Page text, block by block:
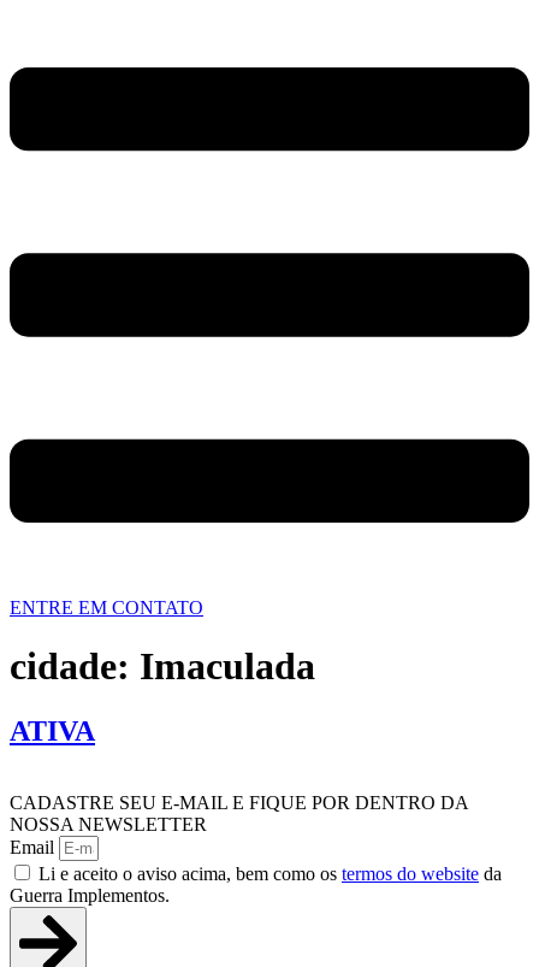
ENTRE EM CONTATO
cidade: Imaculada
ATIVA
CADASTRE SEU E-MAIL E FIQUE POR DENTRO DA
NOSSA NEWSLETTER
Email
Li e aceito o aviso acima, bem como os termos do website da
Guerra Implementos.